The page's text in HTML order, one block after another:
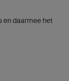
en daarmee het